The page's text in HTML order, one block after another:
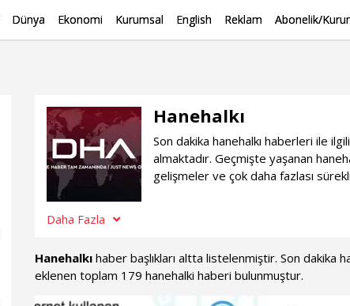
Dünya Ekonomi Kurumsal English Reklam Abonelik/
Hanehalkı
Son dakika hanehalkı haberleri ile
almaktadır. Geçmişte yaşanan
gelişmeler ve çok daha fazlası
Daha Fazla
Hanehalkı haber başlıkları altta listelenmiştir. Son dakika
eklenen toplam 179 hanehalki haberi bulunmuştur.